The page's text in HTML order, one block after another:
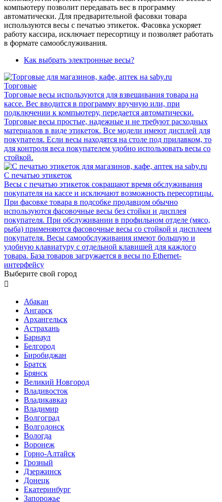
компьютеру позволит передавать вес в программу
автоматически. Для предварительной фасовки товара
используются весы с печатью этикеток. Фасовка ускоряет
работу кассира, исключает пересортицу и позволяет работать
в формате самообслуживания.
Как выбрать электронные весы?
Торговые
Торговые весы используются для взвешивания товара на
кассе. Вес вводится в программу вручную или, при
подключении к компьютеру, передается автоматически.
Торговые весы простые, надежные и не требуют расходных
материалов в виде этикеток. Все модели имеют дисплей для
покупателя. Если весы находятся на столе под прилавком, то
для контроля веса покупателем удобно использовать весы со
стойкой.
С печатью этикеток
Весы с печатью этикеток сокращают время обслуживания
покупателя на кассе и исключают возможность пересортицы.
При фасовке товара в подсобке продавцом обычно
используются фасовочные весы без стойки и дисплея
покупателя. При обслуживании в профильном отделе (мясо,
рыба) применяются фасовочные весы со стойкой и дисплеем
покупателя. Весы самообслуживания имеют большую и
удобную клавиатуру с отдельной клавишей для каждого
товара. База товаров загружается в весы по Ethernet-
интерфейсу
Выберите свой город

Абакан
Ангарск
Архангельск
Астрахань
Барнаул
Белгород
Биробиджан
Братск
Брянск
Великий Новгород
Владивосток
Владикавказ
Владимир
Волгоград
Волгодонск
Вологда
Воронеж
Горно-Алтайск
Грозный
Дзержинск
Донецк
Екатеринбург
Запорожье